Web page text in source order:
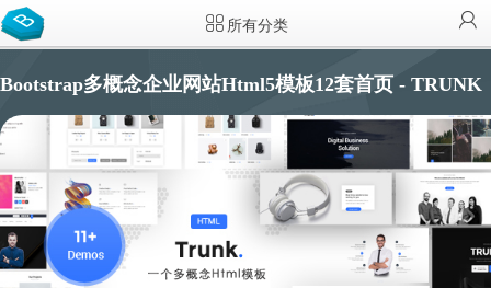
所有分类
Bootstrap多概念企业网站Html5模板12套首页 - TRUNK